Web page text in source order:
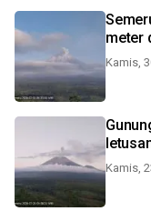
meter
Kamis,
Kamis,